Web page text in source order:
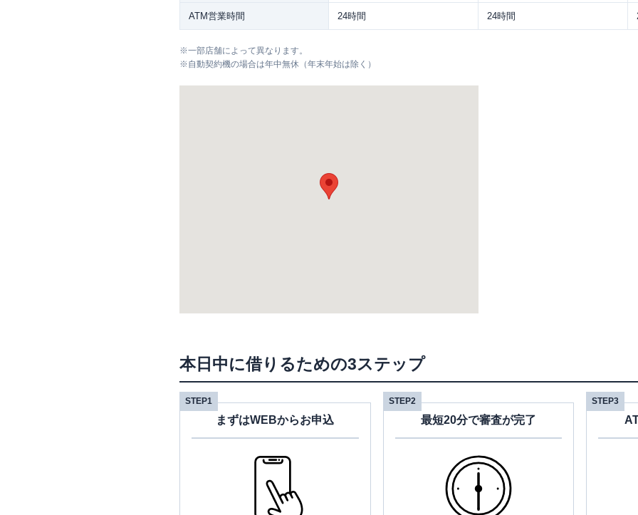
ATM営業時間 24時間 24時間
※一部店舗によって異なります。
※自動契約機の場合は年中無休（年末年始は除く）
本日中に借りるための3ステップ
STEP1
まずはWEBからお申込
STEP2
最短20分で審査が完了
STEP3